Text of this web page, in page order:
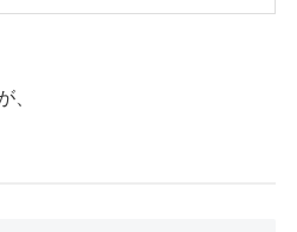
、